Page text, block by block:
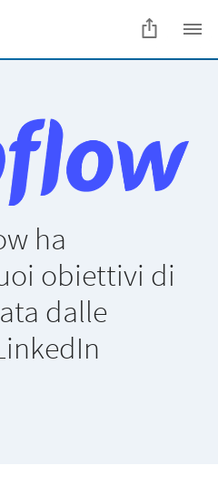
ha
obiettivi di
dalle